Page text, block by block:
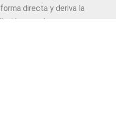
directa y deriva la
a productores y